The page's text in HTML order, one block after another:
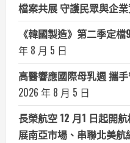
檔案共展 守護民眾與企
《韓國製造》第二季定
年 8 月 5 日
高醫響應國際母乳週 攜
2026 年 8 月 5 日
長榮航空 12 月1 日起開
展南亞市場、串聯北美